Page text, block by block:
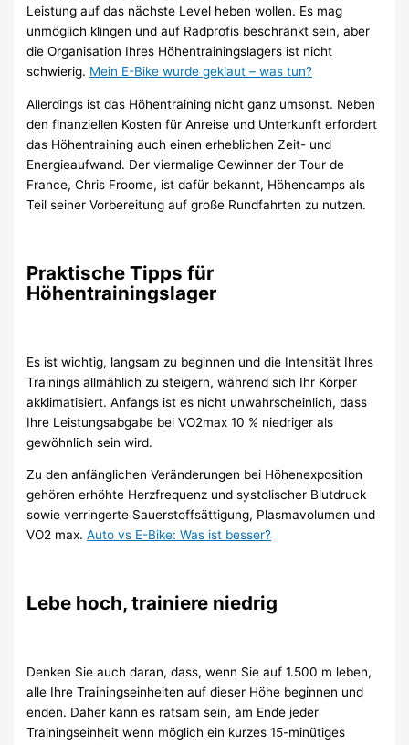
Leistung auf das nächste Level heben wollen. Es mag
unmöglich klingen und auf Radprofis beschränkt sein, aber
die Organisation Ihres Höhentrainingslagers ist nicht
schwierig. Mein E-Bike wurde geklaut – was tun?
Allerdings ist das Höhentraining nicht ganz umsonst. Neben
den finanziellen Kosten für Anreise und Unterkunft erfordert
das Höhentraining auch einen erheblichen Zeit- und
Energieaufwand. Der viermalige Gewinner der Tour de
France, Chris Froome, ist dafür bekannt, Höhencamps als
Teil seiner Vorbereitung auf große Rundfahrten zu nutzen.
Praktische Tipps für
Höhentrainingslager
Es ist wichtig, langsam zu beginnen und die Intensität Ihres
Trainings allmählich zu steigern, während sich Ihr Körper
akklimatisiert. Anfangs ist es nicht unwahrscheinlich, dass
Ihre Leistungsabgabe bei VO2max 10 % niedriger als
gewöhnlich sein wird.
Zu den anfänglichen Veränderungen bei Höhenexposition
gehören erhöhte Herzfrequenz und systolischer Blutdruck
sowie verringerte Sauerstoffsättigung, Plasmavolumen und
VO2 max.Auto vs E-Bike: Was ist besser?
Lebe hoch, trainiere niedrig
Denken Sie auch daran, dass, wenn Sie auf 1.500 m leben,
alle Ihre Trainingseinheiten auf dieser Höhe beginnen und
enden. Daher kann es ratsam sein, am Ende jeder
Trainingseinheit wenn möglich ein kurzes 15-minütiges